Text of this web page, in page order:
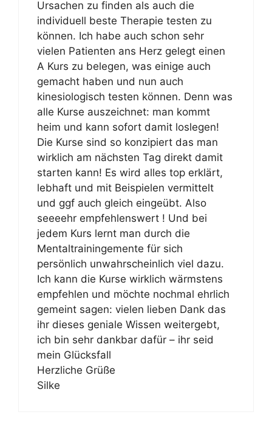
Ursachen zu finden als auch die
individuell beste Therapie testen zu
können. Ich habe auch schon sehr
vielen Patienten ans Herz gelegt einen
A Kurs zu belegen, was einige auch
gemacht haben und nun auch
kinesiologisch testen können. Denn was
alle Kurse auszeichnet: man kommt
heim und kann sofort damit loslegen!
Die Kurse sind so konzipiert das man
wirklich am nächsten Tag direkt damit
starten kann! Es wird alles top erklärt,
lebhaft und mit Beispielen vermittelt
und ggf auch gleich eingeübt. Also
seeeehr empfehlenswert ! Und bei
jedem Kurs lernt man durch die
Mentaltrainingemente für sich
persönlich unwahrscheinlich viel dazu.
Ich kann die Kurse wirklich wärmstens
empfehlen und möchte nochmal ehrlich
gemeint sagen: vielen lieben Dank das
ihr dieses geniale Wissen weitergebt,
ich bin sehr dankbar dafür – ihr seid
mein Glücksfall
Herzliche Grüße
Silke